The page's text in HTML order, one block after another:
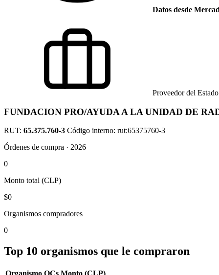
Datos desde
Proveedor del Estado
FUNDACION PRO/AYUDA A LA UNIDAD DE
RUT: 65.375.760-3 Código interno: rut:65375760-3
Órdenes de compra · 2026
0
Monto total (CLP)
$0
Organismos compradores
0
Top 10 organismos que le compraron